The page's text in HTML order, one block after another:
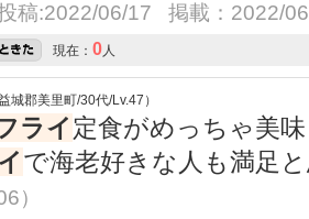
投稿:2022/06/17 掲載：2022/
現在： 0人
城郡美里町/30代/Lv.47）
ライ定食がめっちゃ美
で海老好きな人も満足
）